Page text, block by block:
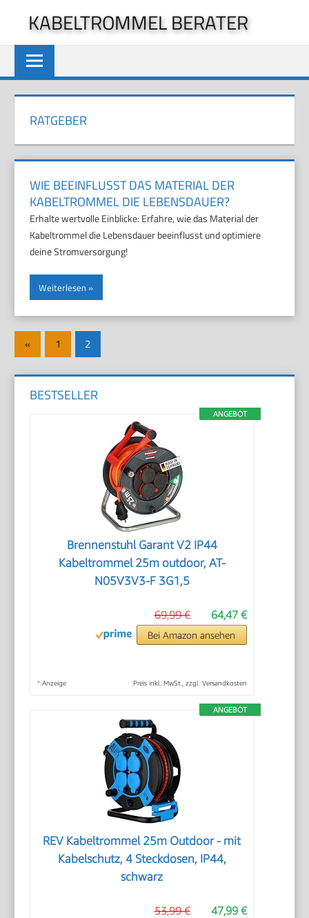
springen
KABELTROMMEL BERATER
RATGEBER
WIE BEEINFLUSST DAS MATERIAL DER
KABELTROMMEL DIE LEBENSDAUER?
Erhalte wertvolle Einblicke: Erfahre, wie das Material der
Kabeltrommel die Lebensdauer beeinflusst und optimiere
deine Stromversorgung!
Weiterlesen
Seitennummerierung
der
Beiträge
«Vorherige
Beiträge
1 2
BESTSELLER
ANGEBOT
Brennenstuhl Garant V2 IP44
Kabeltrommel 25m outdoor, AT-
N05V3V3-F 3G1,5
64,47 €
69,99 €
Bei Amazon ansehen
* Anzeige Preis inkl. MwSt., zzgl. Versandkosten
ANGEBOT
REV Kabeltrommel 25m Outdoor - mit
Kabelschutz, 4 Steckdosen, IP44,
schwarz
47,99 €
53,99 €